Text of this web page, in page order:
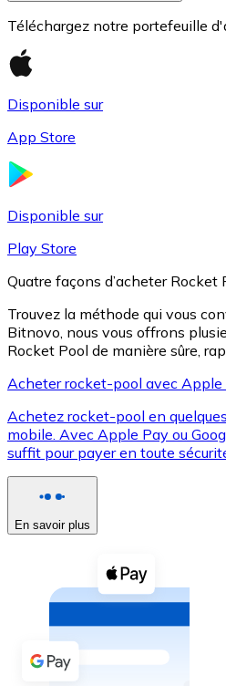
XRP
XRP
Voir toutes
Coupons crypto
Achetez des
Acheter avec espèces
Virement SEPA
Téléchargez notre portefeuille
Disponible sur
App Store
Disponible sur
Play Store
Quatre façons d’acheter
Trouvez la méthode qui vous
Bitnovo, nous vous offrons
Rocket Pool de manière sûre,
Acheter rocket-pool avec Apple
Achetez rocket-pool en
mobile. Avec Apple Pay ou
suffit pour payer en toute
En savoir plus